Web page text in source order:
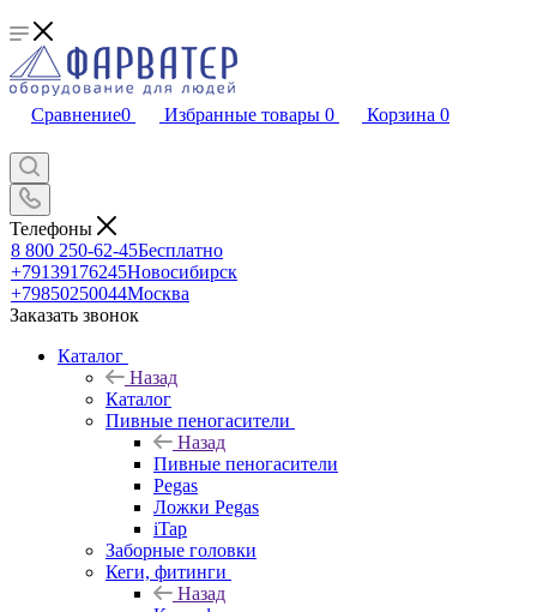
Сравнение0 Избранные товары 0 Корзина 0
Телефоны
8 800 250-62-45Бесплатно
+79139176245Новосибирск
+79850250044Москва
Заказать звонок
Каталог
Назад
Каталог
Пивные пеногасители
Назад
Пивные пеногасители
Pegas
Ложки Pegas
iTap
Заборные головки
Кеги, фитинги
Назад